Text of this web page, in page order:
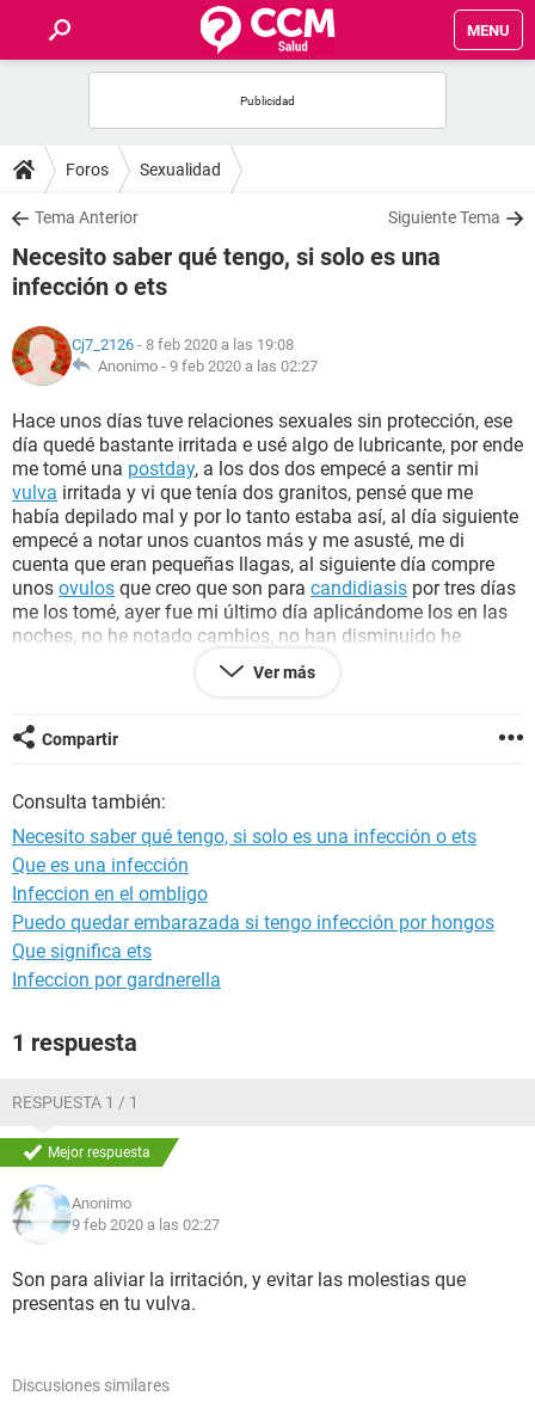
MENU
FOROS
SALUD
FAMILIA
NUTRICIÓN
SEXUALIDAD
GLOSARIO
Foros Sexualidad
Tema Anterior Siguiente Tema
Necesito saber qué tengo, si solo es una
infección o ets
Cj7_2126 - 8 feb 2020 a las 19:08
Anonimo - 9 feb 2020 a las 02:27
Hace unos días tuve relaciones sexuales sin protección, ese
día quedé bastante irritada e usé algo de lubricante, por ende
me tomé una postday, a los dos dos empecé a sentir mi
vulva irritada y vi que tenía dos granitos, pensé que me
había depilado mal y por lo tanto estaba así, al día siguiente
empecé a notar unos cuantos más y me asusté, me di
cuenta que eran pequeñas llagas, al siguiente día compre
unos ovulos que creo que son para candidiasis por tres días
me los tomé, ayer fue mi último día aplicándome los en las
noches, no he notado cambios, no han disminuido he
seguido igual. ayer me di cuenta que tenía los ganglios de la
inflamados, lo cual ya me había pasado antes, también
los cambios de clima de dónde vivo. La otra cosa es que no
puedo ir al médico por qué tendría que ir con un
parejas sexuales se encuentran bien y ya se han hecho
chequeos al parecer no tienen ninguna ets, alguien podría
ayudarme? Alguna ginecóloga o ginecólogo
Ver más
Compartir
Consulta también:
Necesito saber qué tengo, si solo es una infección o ets
Que es una infección
Infeccion en el ombligo
Puedo quedar embarazada si tengo infección por hongos
Que significa ets
Infeccion por gardnerella
1 respuesta
RESPUESTA 1 / 1
Mejor respuesta
Anonimo
9 feb 2020 a las 02:27
Son para aliviar la irritación, y evitar las molestias que
presentas en tu vulva.
Discusiones similares